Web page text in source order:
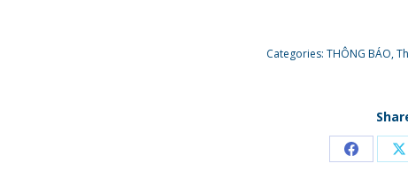
Categories: THÔNG BÁO,
Share